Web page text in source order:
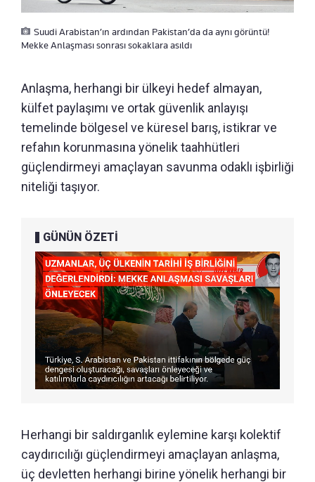
Suudi Arabistan’ın ardından Pakistan’da da aynı görüntü!
Mekke Anlaşması sonrası sokaklara asıldı
Anlaşma, herhangi bir ülkeyi hedef almayan,
külfet paylaşımı ve ortak güvenlik anlayışı
temelinde bölgesel ve küresel barış, istikrar ve
refahın korunmasına yönelik taahhütleri
güçlendirmeyi amaçlayan savunma odaklı işbirliği
niteliği taşıyor.
GÜNÜN ÖZETİ
Herhangi bir saldırganlık eylemine karşı kolektif
caydırıcılığı güçlendirmeyi amaçlayan anlaşma,
üç devletten herhangi birine yönelik herhangi bir